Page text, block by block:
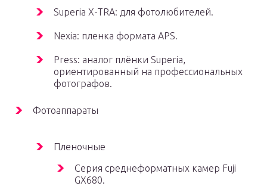
Superia X-TRA: для фотолюбителей.
Nexia: пленка формата APS.
Press: аналог плёнки Superia,
ориентированный на профессиональных
фотографов.
Фотоаппараты
Пленочные
Серия среднеформатных камер Fuji
GX680.